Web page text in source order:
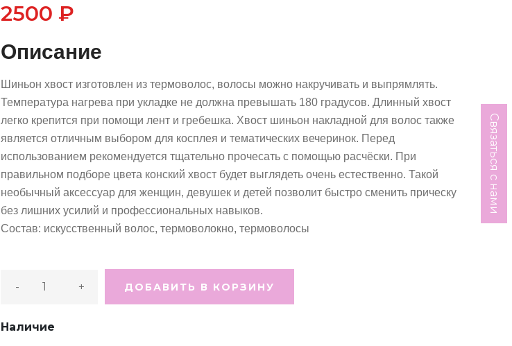
2500 ₽
Описание
Шиньон хвост изготовлен из термоволос, волосы можно накручивать и выпрямлять.
Температура нагрева при укладке не должна превышать 180 градусов. Длинный хвост
легко крепится при помощи лент и гребешка. Хвост шиньон накладной для волос также
является отличным выбором для косплея и тематических вечеринок. Перед
использованием рекомендуется тщательно прочесать с помощью расчёски. При
правильном подборе цвета конский хвост будет выглядеть очень естественно. Такой
необычный аксессуар для женщин, девушек и детей позволит быстро сменить прическу
без лишних усилий и профессиональных навыков.
Состав: искусственный волос, термоволокно, термоволосы
- + ДОБАВИТЬ В КОРЗИНУ
Наличие
Связаться с нами